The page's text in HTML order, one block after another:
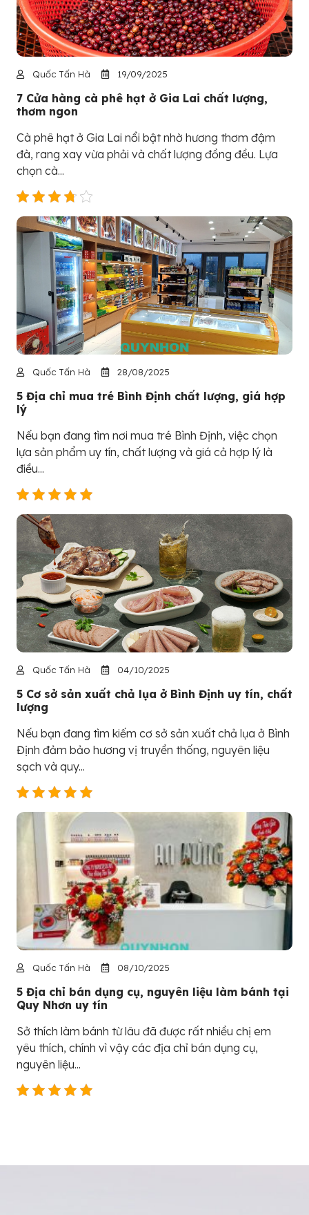
Quốc Tấn Hà 19/09/2025
7 Cửa hàng cà phê hạt ở Gia Lai chất lượng,
thơm ngon
Cà phê hạt ở Gia Lai nổi bật nhờ hương thơm đậm
đà, rang xay vừa phải và chất lượng đồng đều. Lựa
chọn cà...
Quốc Tấn Hà 28/08/2025
5 Địa chỉ mua tré Bình Định chất lượng, giá hợp
lý
Nếu bạn đang tìm nơi mua tré Bình Định, việc chọn
lựa sản phẩm uy tín, chất lượng và giá cả hợp lý là
điều...
Quốc Tấn Hà 04/10/2025
5 Cơ sở sản xuất chả lụa ở Bình Định uy tín, chất
lượng
Nếu bạn đang tìm kiếm cơ sở sản xuất chả lụa ở Bình
Định đảm bảo hương vị truyền thống, nguyên liệu
sạch và quy...
Quốc Tấn Hà 08/10/2025
5 Địa chỉ bán dụng cụ, nguyên liệu làm bánh tại
Quy Nhơn uy tín
Sở thích làm bánh từ lâu đã được rất nhiều chị em
yêu thích, chính vì vậy các địa chỉ bán dụng cụ,
nguyên liệu...